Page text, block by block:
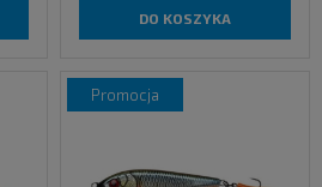
DO KOSZYKA
promocja